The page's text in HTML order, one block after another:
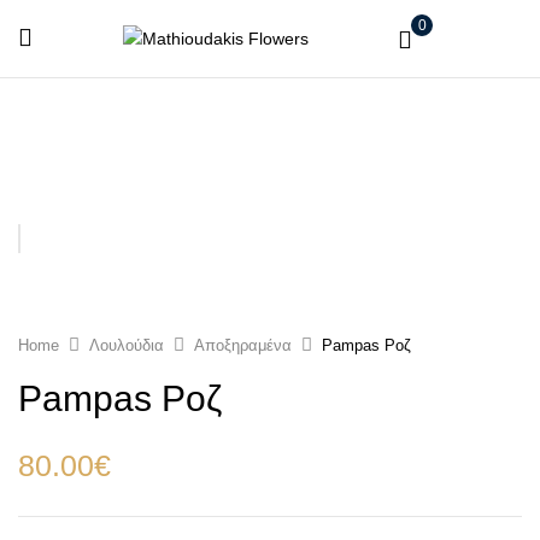
0
Home Λουλούδια Αποξηραμένα Pampas Ροζ
Pampas Ροζ
80.00€